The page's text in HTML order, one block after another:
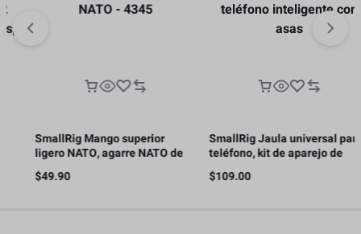
SmallRig Mango superior
ligero NATO, agarre NATO de
liberación rápida con riel NATO
– 4345
49.90
SmallRig Jaula universal para
teléfono, kit de aparejo de
video para teléfono inteligente
con asas
109.00